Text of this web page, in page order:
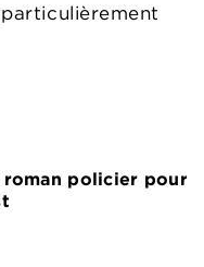
policier pour